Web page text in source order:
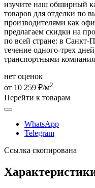
изучите наш обширный
товаров для отделки по
производителями как
предлагаем скидки на
по всей стране: в Санкт-
течение одного-трех
транспортными
нет оценок
от 10 259 ₽/м2
Перейти к товарам
WhatsApp
Telegram
Ссылка скопирована